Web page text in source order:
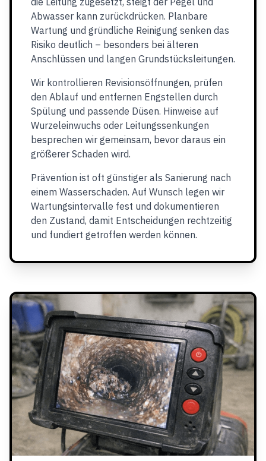
Abwasser kann zurückdrücken. Planbare
Wartung und gründliche Reinigung senken das
Risiko deutlich – besonders bei älteren
Anschlüssen und langen Grundstücksleitungen.
Wir kontrollieren Revisionsöffnungen, prüfen
den Ablauf und entfernen Engstellen durch
Spülung und passende Düsen. Hinweise auf
Wurzeleinwuchs oder Leitungssenkungen
besprechen wir gemeinsam, bevor daraus ein
größerer Schaden wird.
Prävention ist oft günstiger als Sanierung nach
einem Wasserschaden. Auf Wunsch legen wir
Wartungsintervalle fest und dokumentieren
den Zustand, damit Entscheidungen rechtzeitig
und fundiert getroffen werden können.